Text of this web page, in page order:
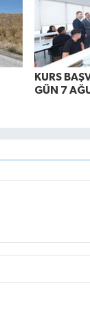
KURS
GÜN 7